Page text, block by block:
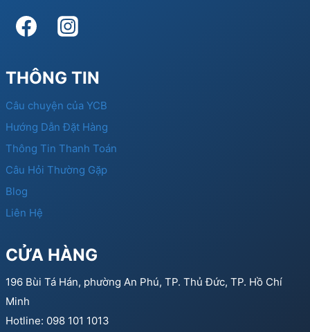
THÔNG TIN
Câu chuyện của YCB
Hướng Dẫn Đặt Hàng
Thông Tin Thanh Toán
Câu Hỏi Thường Gặp
Blog
Liên Hệ
CỬA HÀNG
196 Bùi Tá Hán, phường An Phú, TP. Thủ Đức, TP. Hồ Chí
Minh
Hotline: 098 101 1013